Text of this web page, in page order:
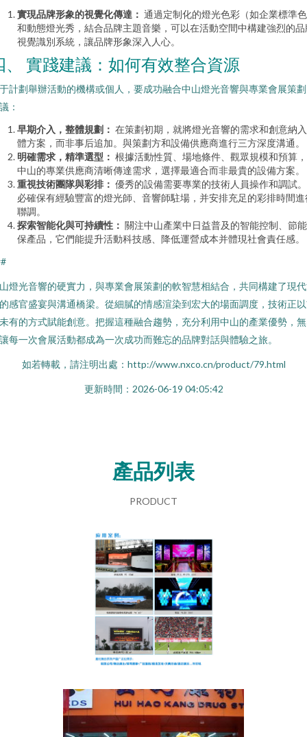
實現品牌形象的視覺化傳達： 通過定制化的燈光色彩（如企業標準
和動態燈光秀，結合品牌主題音樂，可以在活動空間中構建強烈的品
視覺識別系統，讓品牌形象深入人心。
、 實踐建議：如何有效整合資源
計劃舉辦活動的機構或個人，要成功融合中山燈光音響與專業會展策
：
早期介入，整體規劃： 在策劃初期，就將燈光音響的需求和創意納
體方案，而非事后追加。與策劃方和設備供應商進行三方深度溝通。
明確需求，精準選型： 根據活動性質、場地條件、觀眾規模和預算
中山的專業供應商清晰傳達需求，選擇最適合而非最貴的設備方案。
重視技術團隊與彩排： 優秀的設備需要專業的技術人員操作和調試
必確保有經驗豐富的燈光師、音響師駐場，并安排充足的彩排時間進
聯調。
探索智能化與可持續性： 關注中山產業中日益普及的智能控制、節
保產品，它們能提升活動科技感、降低運營成本并體現社會責任感。
燈光音響的硬實力，與專業會展策劃的軟智慧相結合，共同構建了現
感官盛宴與溝通橋梁。從細膩的情感渲染到宏大的場面調度，技術正
有的方式賦能創意。把握這種融合趨勢，充分利用中山的產業優勢，
每一次會展活動都成為一次成功而難忘的品牌對話與體驗之旅。
如若轉載，請注明出處：http://www.nxco.cn/product/79.html
更新時間：2026-06-19 04:05:42
產品列表
PRODUCT